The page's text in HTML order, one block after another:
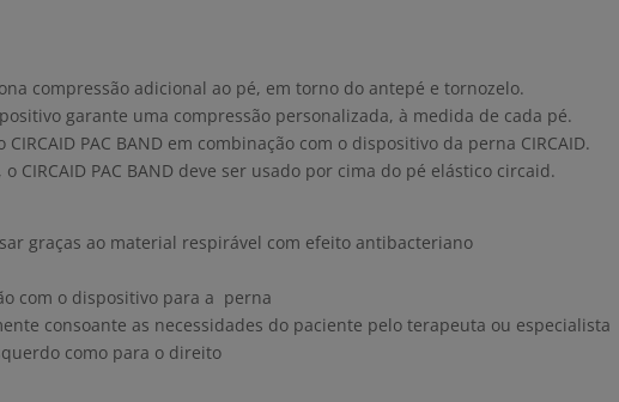
compressão adicional ao pé, em torno do antepé e tornozelo.
garante uma compressão personalizada, à medida de cada pé.
PAC BAND em combinação com o dispositivo da perna CIRCAID.
CIRCAID PAC BAND deve ser usado por cima do pé elástico circaid.
graças ao material respirável com efeito antibacteriano
com o dispositivo para a perna
consoante as necessidades do paciente pelo terapeuta ou especialista
como para o direito